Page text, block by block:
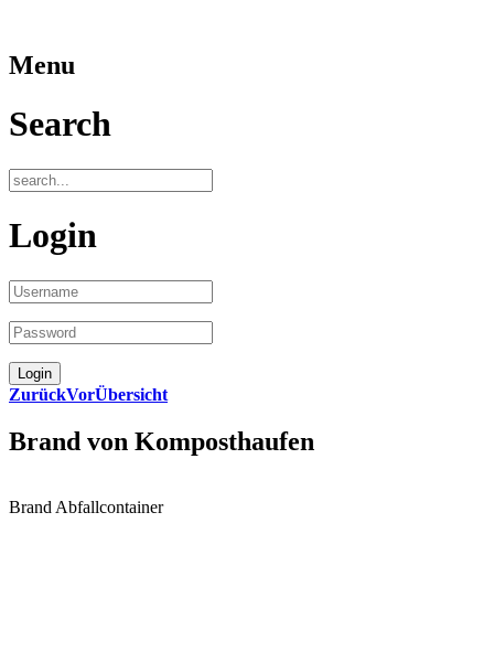
Menu
Search
Login
ZurückVorÜbersicht
Brand von Komposthaufen
Brand Abfallcontainer